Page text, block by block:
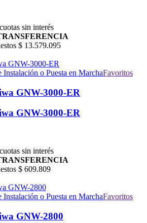
sin interés
$ 13.579.095
Favoritos
GNW-3000-ER
GNW-3000-ER
sin interés
$ 609.809
Favoritos
GNW-2800